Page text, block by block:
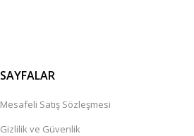
SAYFALAR
Mesafeli Satış Sözleşmesi
Gizlilik ve Güvenlik